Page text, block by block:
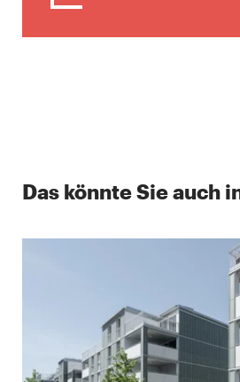
Das könnte Sie auch